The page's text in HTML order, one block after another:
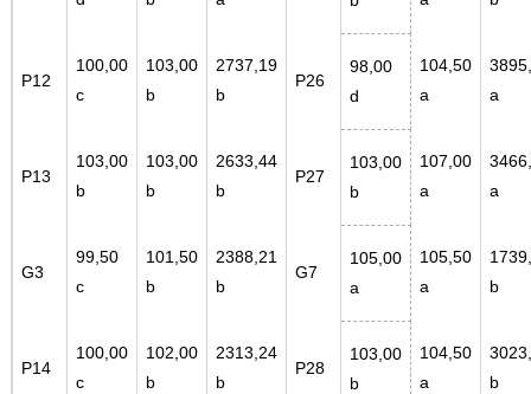
P12
100,00
c
103,00
b
2737,19
b
P26
98,00
d
104,50
a
a
P13
103,00
b
103,00
b
2633,44
b
P27
103,00
b
107,00
a
a
G3
99,50
c
101,50
b
2388,21
b
G7
105,00
a
105,50
a
b
P14
100,00
c
102,00
b
2313,24
b
P28
103,00
b
104,50
a
b